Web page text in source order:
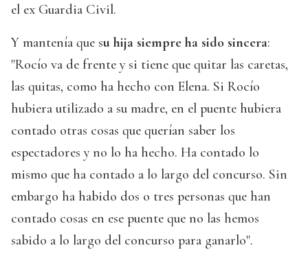
el ex Guardia Civil.
Y mantenía que su hija siempre ha sido sincera:
"Rocío va de frente y si tiene que quitar las caretas,
las quitas, como ha hecho con Elena. Si Rocío
hubiera utilizado a su madre, en el puente hubiera
contado otras cosas que querían saber los
espectadores y no lo ha hecho. Ha contado lo
mismo que ha contado a lo largo del concurso. Sin
embargo ha habido dos o tres personas que han
contado cosas en ese puente que no las hemos
sabido a lo largo del concurso para ganarlo".